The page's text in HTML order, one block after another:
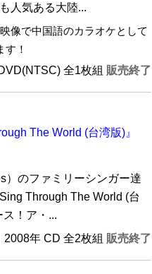
人気ある大陸...
像で中国語のカラオケとして
す！
全1枚組 販売終了
The World (台湾版)』
）のファミリーシンガー達
Through The World (台
！ア・...
2008年 CD 全2枚組 販売終了